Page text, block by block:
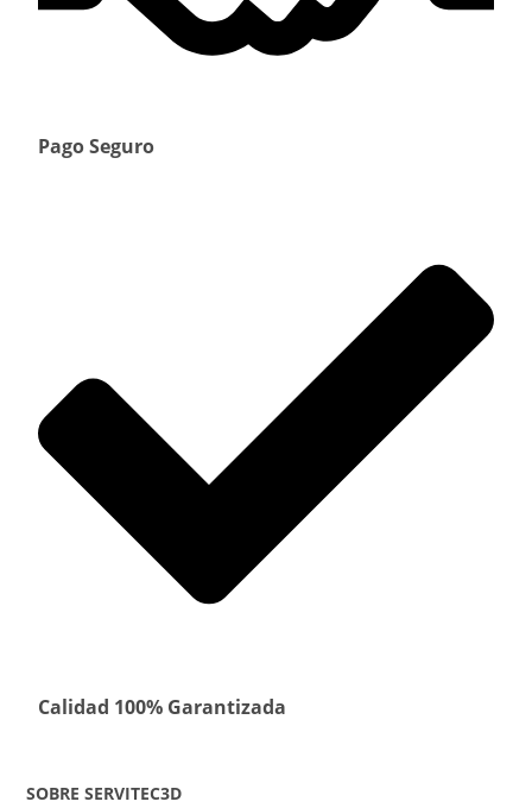
Pago Seguro
Calidad 100% Garantizada
SOBRE SERVITEC3D